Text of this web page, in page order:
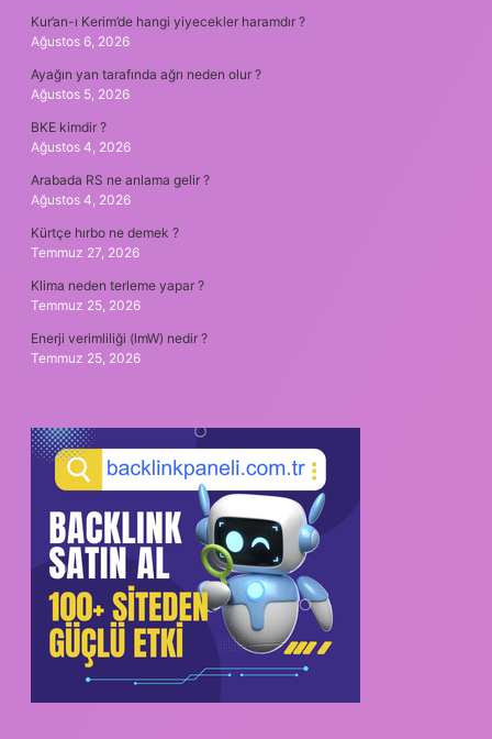
Kur’an-ı Kerim’de hangi yiyecekler haramdır ?
Ağustos 6, 2026
Ayağın yan tarafında ağrı neden olur ?
Ağustos 5, 2026
BKE kimdir ?
Ağustos 4, 2026
Arabada RS ne anlama gelir ?
Ağustos 4, 2026
Kürtçe hırbo ne demek ?
Temmuz 27, 2026
Klima neden terleme yapar ?
Temmuz 25, 2026
Enerji verimliliği (lmW) nedir ?
Temmuz 25, 2026